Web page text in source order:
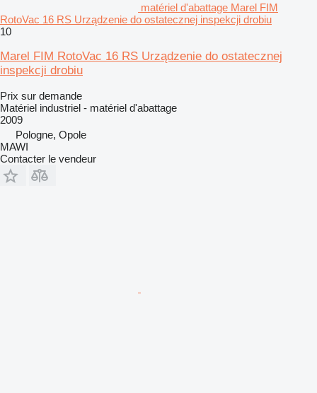
matériel d'abattage Marel FIM
RotoVac 16 RS Urządzenie do ostatecznej inspekcji drobiu
10
Marel FIM RotoVac 16 RS Urządzenie do ostatecznej
inspekcji drobiu
Prix sur demande
Matériel industriel - matériel d'abattage
2009
Pologne, Opole
MAWI
Contacter le vendeur